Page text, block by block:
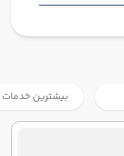
ماهان
08:00
بیشترین خدمات